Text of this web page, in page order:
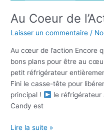
Au Coeur de
Laisser un commentaire /
Au cœur de l’action Encore
bons plans pour être au
petit réfrigérateur
Fini le casse-tête pour
principal !
le réfrigérateur
Candy est
Lire la suite »